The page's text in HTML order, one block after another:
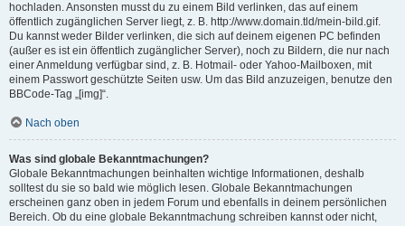
hochladen. Ansonsten musst du zu einem Bild verlinken, das auf einem
öffentlich zugänglichen Server liegt, z. B. http://www.domain.tld/mein-bild.gif.
Du kannst weder Bilder verlinken, die sich auf deinem eigenen PC befinden
(außer es ist ein öffentlich zugänglicher Server), noch zu Bildern, die nur nach
einer Anmeldung verfügbar sind, z. B. Hotmail- oder Yahoo-Mailboxen, mit
einem Passwort geschützte Seiten usw. Um das Bild anzuzeigen, benutze den
BBCode-Tag „[img]“.
Nach oben
Was sind globale Bekanntmachungen?
Globale Bekanntmachungen beinhalten wichtige Informationen, deshalb
solltest du sie so bald wie möglich lesen. Globale Bekanntmachungen
erscheinen ganz oben in jedem Forum und ebenfalls in deinem persönlichen
Bereich. Ob du eine globale Bekanntmachung schreiben kannst oder nicht,